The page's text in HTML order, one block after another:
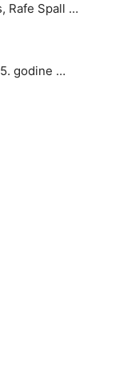
Rafe Spall …
godine …